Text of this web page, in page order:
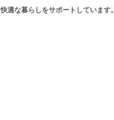
適な暮らしをサポートしています。